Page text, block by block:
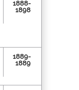
1888-
1898
1889-
1889